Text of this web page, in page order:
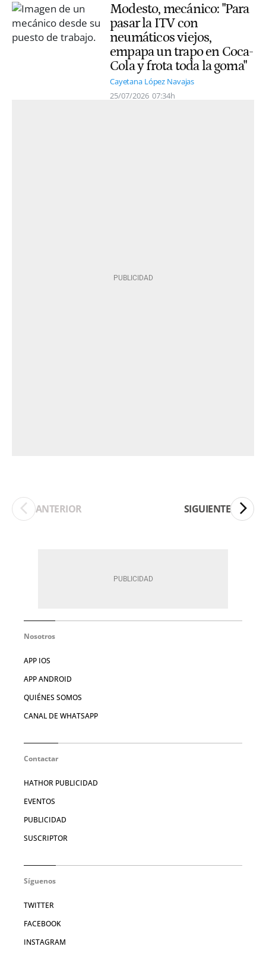
Modesto, mecánico: "Para
pasar la ITV con
neumáticos viejos,
empapa un trapo en Coca-
Cola y frota toda la goma"
Cayetana López Navajas
25/07/2026 07:34h
ANTERIOR SIGUIENTE
Nosotros
APP IOS
APP ANDROID
QUIÉNES SOMOS
CANAL DE WHATSAPP
Contactar
HATHOR PUBLICIDAD
EVENTOS
PUBLICIDAD
SUSCRIPTOR
Síguenos
TWITTER
FACEBOOK
INSTAGRAM